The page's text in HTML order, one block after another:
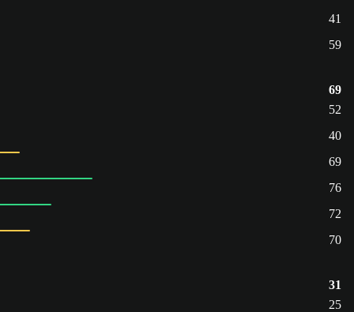
41
59
69
52
40
69
76
72
70
31
25